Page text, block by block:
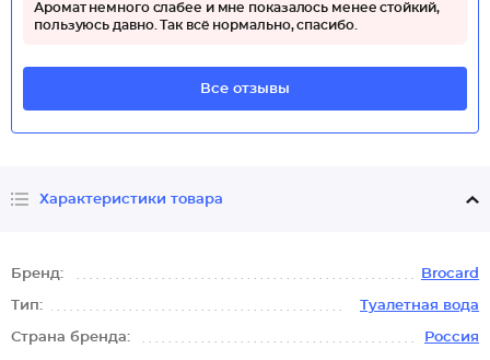
Аромат немного слабее и мне показалось менее стойкий,
пользуюсь давно. Так всё нормально, спасибо.
Все отзывы
Характеристики товара
Бренд: Brocard
Тип: Туалетная вода
Страна бренда: Россия